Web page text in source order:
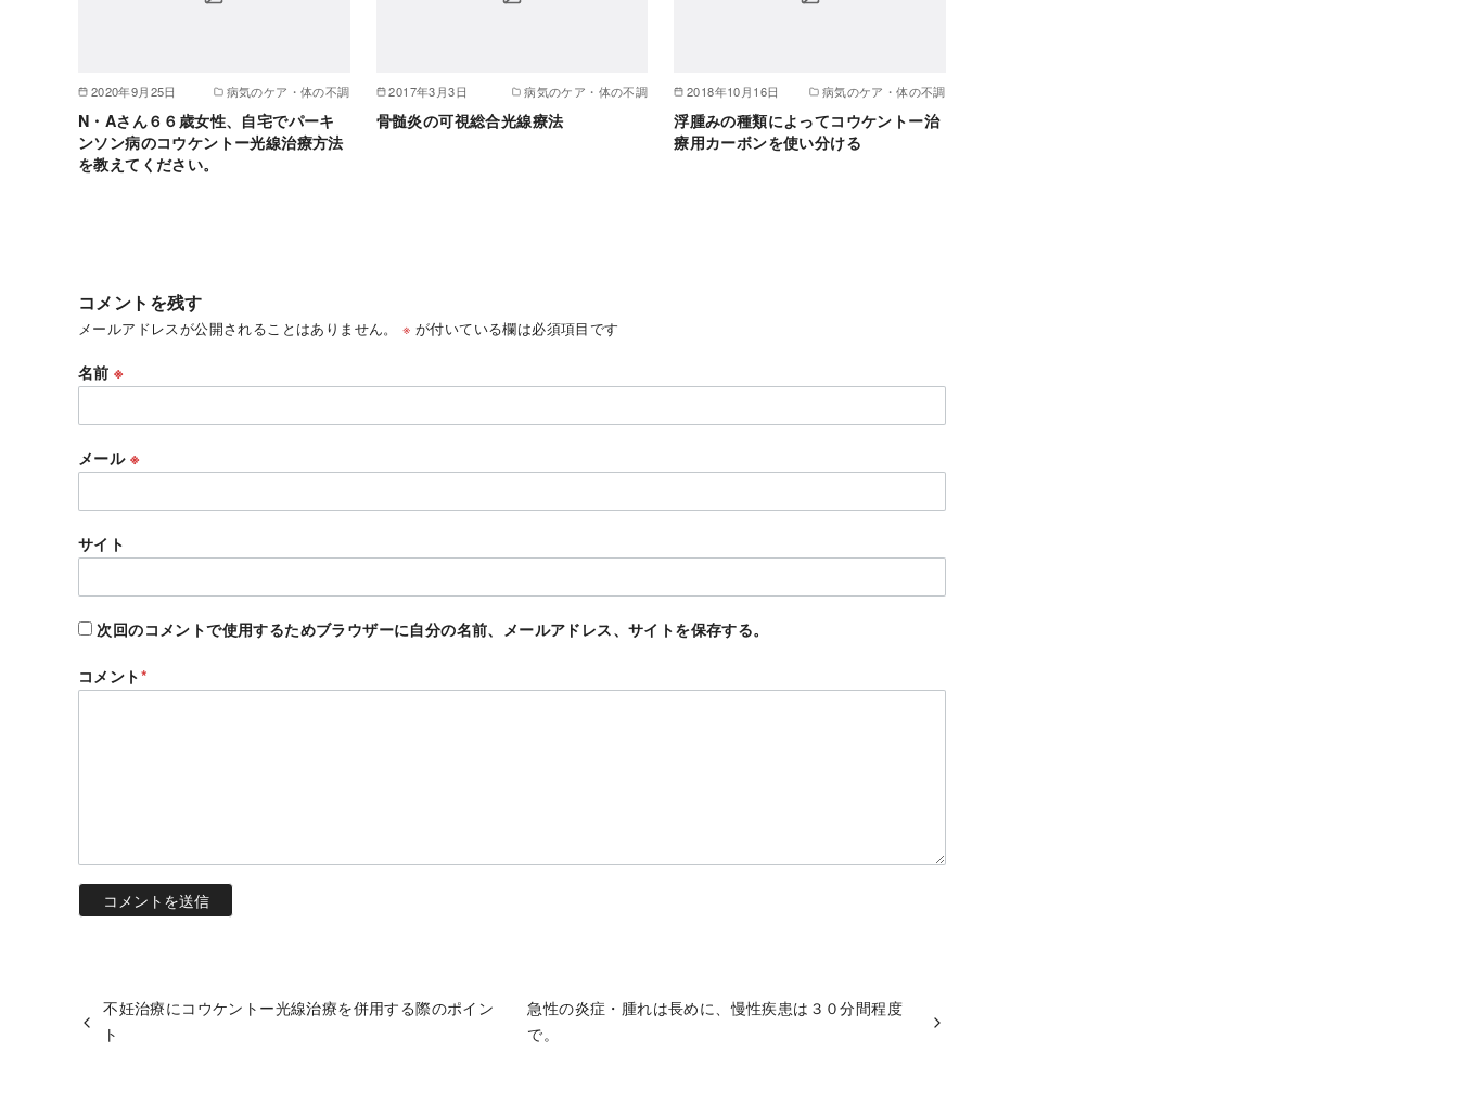
2020年9月25日 病気のケア・体の不調
N・Aさん６６歳女性、自宅でパーキ
ンソン病のコウケントー光線治療方法
を教えてください。
2017年3月3日 病気のケア・体の不調
骨髄炎の可視総合光線療法
2018年10月16日 病気のケア・体の不調
浮腫みの種類によってコウケントー治
療用カーボンを使い分ける
コメントを残す
メールアドレスが公開されることはありません。 ※ が付いている欄は必須項目です
名前※
メール ※
サイト
次回のコメントで使用するためブラウザーに自分の名前、メールアドレス、サイトを保存する。
コメント*
不妊治療にコウケントー光線治療を併用する際のポイン
ト
急性の炎症・腫れは長めに、慢性疾患は３０分間程度
で。